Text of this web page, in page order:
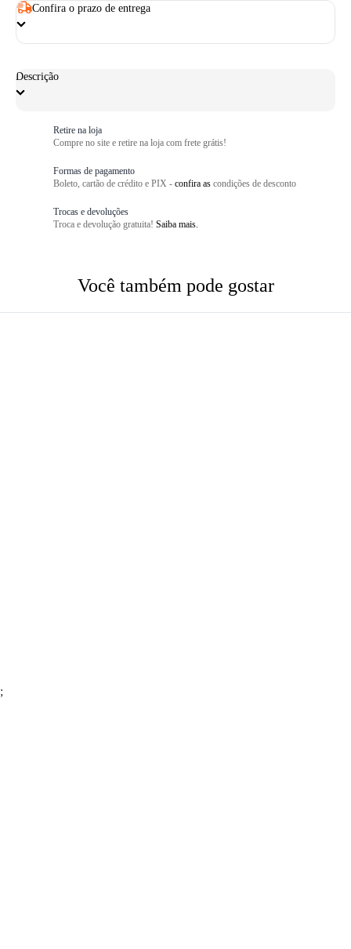
Confira o prazo de entrega
Descrição
Retire na loja
Compre no site e retire na loja com frete grátis!
Formas de pagamento
Boleto, cartão de crédito e PIX - confira as condições de desconto
Trocas e devoluções
Troca e devolução gratuita! Saiba mais.
Você também pode gostar
;